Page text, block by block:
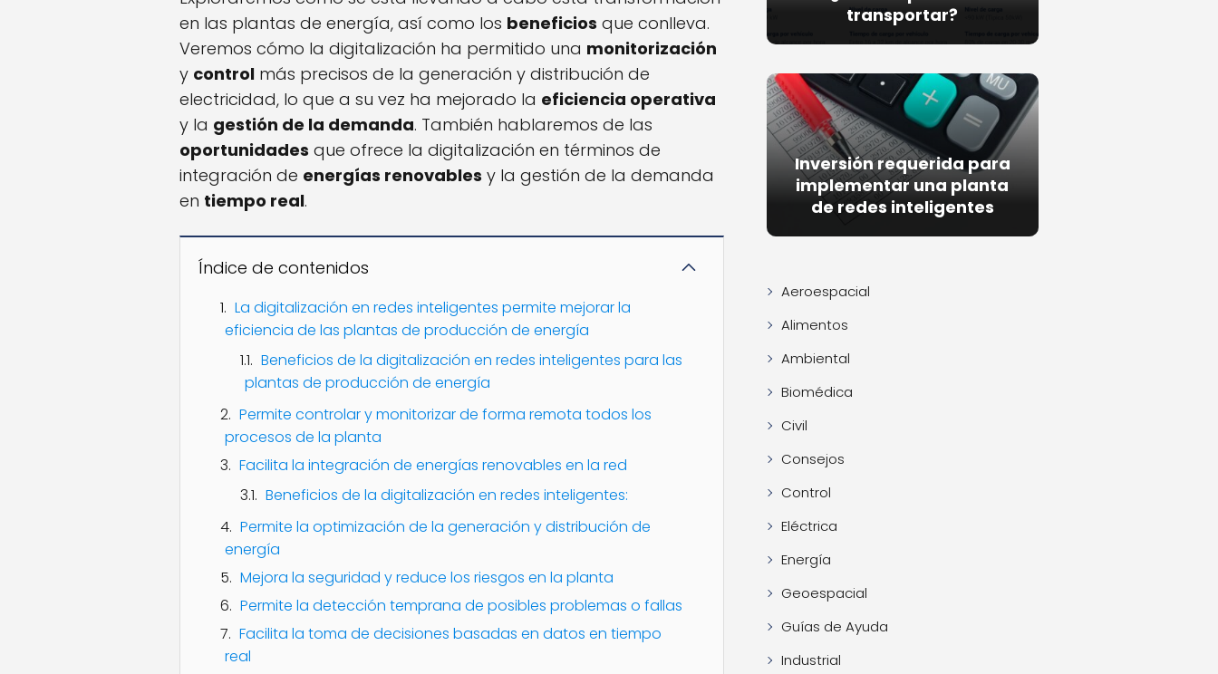
en las plantas de energía, así como los beneficios que conlleva.
Veremos cómo la digitalización ha permitido una monitorización
y control más precisos de la generación y distribución de
electricidad, lo que a su vez ha mejorado la eficiencia operativa
y la gestión de la demanda. También hablaremos de las
oportunidades que ofrece la digitalización en términos de
integración de energías renovables y la gestión de la demanda
en tiempo real.
Índice de contenidos
La digitalización en redes inteligentes permite mejorar la
eficiencia de las plantas de producción de energía
Beneficios de la digitalización en redes inteligentes para las
plantas de producción de energía
Permite controlar y monitorizar de forma remota todos los
procesos de la planta
Facilita la integración de energías renovables en la red
Beneficios de la digitalización en redes inteligentes:
Permite la optimización de la generación y distribución de
energía
Mejora la seguridad y reduce los riesgos en la planta
Permite la detección temprana de posibles problemas o fallas
Facilita la toma de decisiones basadas en datos en tiempo
real
transportar?
Inversión requerida para
implementar una planta
de redes inteligentes
Aeroespacial
Alimentos
Ambiental
Biomédica
Civil
Consejos
Control
Eléctrica
Energía
Geoespacial
Guías de Ayuda
Industrial